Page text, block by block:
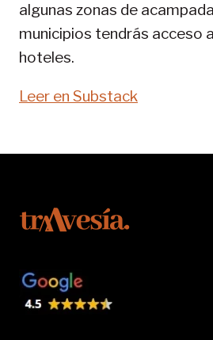
algunas zonas de
municipios tendrás acceso
hoteles.
Leer en Substack